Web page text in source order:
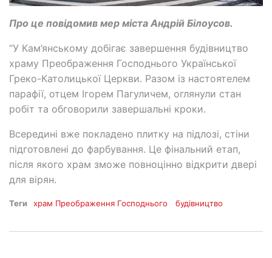
Про це повідомив мер міста Андрій Білоусов.
“У Кам’янському добігає завершення будівництво
храму Преображення Господнього Української
Греко-Католицької Церкви. Разом із настоятелем
парафії, отцем Ігорем Пагуличем, оглянули стан
робіт та обговорили завершальні кроки.
Всередині вже покладено плитку на підлозі, стіни
підготовлені до фарбування. Це фінальний етап,
після якого храм зможе повноцінно відкрити двері
для вірян.
Теги храм Преображення Господнього будівництво